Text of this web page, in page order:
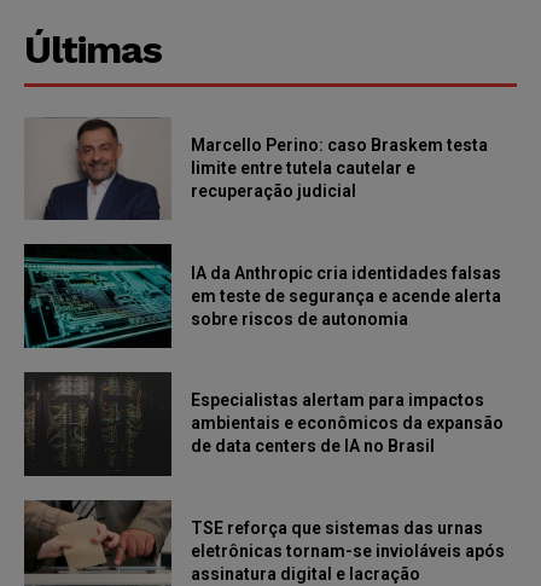
Últimas
Marcello Perino: caso Braskem testa
limite entre tutela cautelar e
recuperação judicial
IA da Anthropic cria identidades falsas
em teste de segurança e acende alerta
sobre riscos de autonomia
Especialistas alertam para impactos
ambientais e econômicos da expansão
de data centers de IA no Brasil
TSE reforça que sistemas das urnas
eletrônicas tornam-se invioláveis após
assinatura digital e lacração